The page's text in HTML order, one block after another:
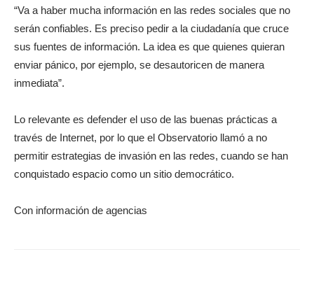
“Va a haber mucha información en las redes sociales que no
serán confiables. Es preciso pedir a la ciudadanía que cruce
sus fuentes de información. La idea es que quienes quieran
enviar pánico, por ejemplo, se desautoricen de manera
inmediata”.
Lo relevante es defender el uso de las buenas prácticas a
través de Internet, por lo que el Observatorio llamó a no
permitir estrategias de invasión en las redes, cuando se han
conquistado espacio como un sitio democrático.
Con información de agencias